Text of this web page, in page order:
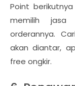
Point
memilih jasa
orderannya.
akan diantar,
free ongkir.